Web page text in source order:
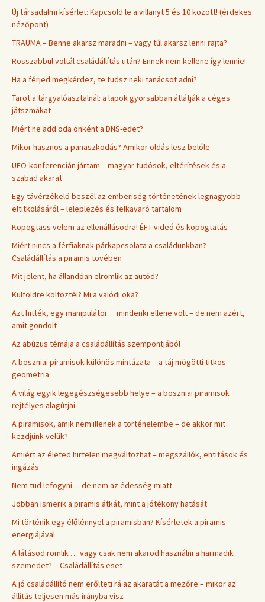
Új társadalmi kísérlet: Kapcsold le a villanyt 5 és 10 között! (érdekes
nézőpont)
TRAUMA – Benne akarsz maradni – vagy túl akarsz lenni rajta?
Rosszabbul voltál családállítás után? Ennek nem kellene így lennie!
Ha a férjed megkérdez, te tudsz neki tanácsot adni?
Tarot a tárgyalóasztalnál: a lapok gyorsabban átlátják a céges
játszmákat
Miért ne add oda önként a DNS-edet?
Mikor hasznos a panaszkodás? Amikor oldás lesz belőle
UFO-konferencián jártam – magyar tudósok, eltérítések és a
szabad akarat
Egy távérzékelő beszél az emberiség történetének legnagyobb
eltitkolásáról – leleplezés és felkavaró tartalom
Kopogtass velem az ellenállásodra! ÉFT videó és kopogtatás
Miért nincs a férfiaknak párkapcsolata a családunkban?-
Családállítás a piramis tövében
Mit jelent, ha állandóan elromlik az autód?
Külföldre költöztél? Mi a valódi oka?
Azt hitték, egy manipulátor… mindenki ellene volt – de nem azért,
amit gondolt
Az abúzus témája a családállítás szempontjából
A boszniai piramisok különös mintázata – a táj mögötti titkos
geometria
A világ egyik legegészségesebb helye – a boszniai piramisok
rejtélyes alagútjai
A piramisok, amik nem illenek a történelembe – de akkor mit
kezdjünk velük?
Amiért az életed hirtelen megváltozhat – megszállók, entitások és
ingázás
Nem tud lefogyni… de nem az édesség miatt
Jobban ismerik a piramis átkát, mint a jótékony hatását
Mi történik egy élőlénnyel a piramisban? Kísérletek a piramis
energiájával
A látásod romlik … vagy csak nem akarod használni a harmadik
szemedet? – Családállítás eset
A jó családállító nem erőlteti rá az akaratát a mezőre – mikor az
állítás teljesen más irányba visz